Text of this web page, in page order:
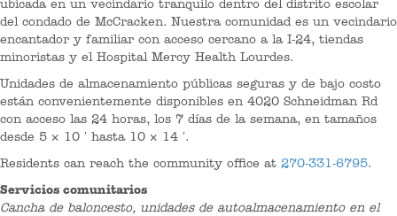
ubicada en un vecindario tranquilo dentro del distrito escolar
del condado de McCracken. Nuestra comunidad es un vecindario
encantador y familiar con acceso cercano a la I-24, tiendas
minoristas y el Hospital Mercy Health Lourdes.
Unidades de almacenamiento públicas seguras y de bajo costo
están convenientemente disponibles en 4020 Schneidman Rd
con acceso las 24 horas, los 7 días de la semana, en tamaños
desde 5 × 10 ′ hasta 10 × 14 ′.
Residents can reach the community office at 270-331-6795.
Servicios comunitarios
Cancha de baloncesto, unidades de autoalmacenamiento en el